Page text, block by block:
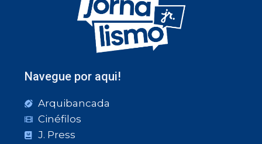
Navegue por aqui!
Arquibancada
Cinéfilos
J. Press